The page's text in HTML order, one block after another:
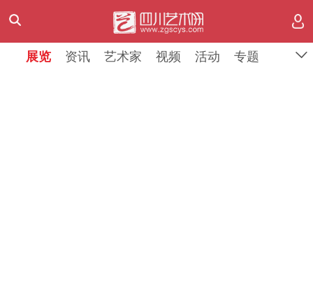
展览 资讯 艺术家 视频 活动 专题
展览 资讯 艺术家 视频 活动 专题